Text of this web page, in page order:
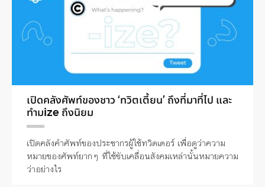
เปิดคลังศัพท์ของชาว ‘ทวิตเตี้ยน’ ถึงที่มาที่ไป และ
ทำมize ถึงนิยม
เปิดคลังคำศัพท์ของประชากรผู้ใช้ทวิตเตอร์ เพื่อดูว่าความ
หมายของศัพท์ยากๆ ที่ใช้ขับเคลื่อนสังคมเหล่านั้นหมายความ
ว่าอย่างไร